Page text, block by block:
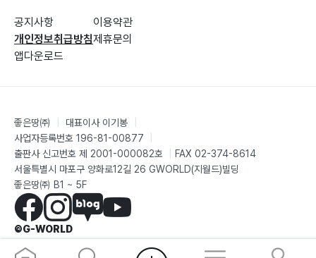
샘물처럼 강물처럼
이 세상 그 무엇보다
나 진정 몰랐어요
조금씩 조금씩
이제는 나도
그 빛 속에
믿음으로 바라보며
아름다운 동행
나는 오직
바로 그때가
공지사항
개인정보취급방침
앱다운로드
이용약관
제휴문의
좋은땅㈜ 대표이사 이기봉
사업자등록번호 196-81-00877
출판사 신고번호 제 2001-000082호
FAX 02-374-8614
서울특별시 마포구 양화로12길 26 GWORLD(지월드)빌딩
좋은땅㈜ B1 ~ 5F
©G-WORLD